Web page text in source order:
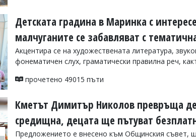
прочетено 26565 пъти
Детската градина в Маринка с
малчуганите се забавляват с
Акцентира се на художествената литература,
фонематичен слух, граматически правилна реч,
прочетено 49015 пъти
Кметът Димитър Николов превръща
средищна, децата ще пътуват
Предложението е внесено към Общинския съвет,